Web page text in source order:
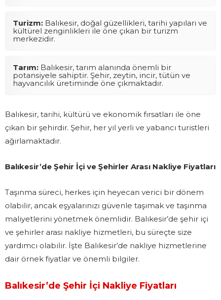
Turizm: Balıkesir, doğal güzellikleri, tarihi yapıları ve
kültürel zenginlikleri ile öne çıkan bir turizm
merkezidir.
Tarım: Balıkesir, tarım alanında önemli bir
potansiyele sahiptir. Şehir, zeytin, incir, tütün ve
hayvancılık üretiminde öne çıkmaktadır.
Balıkesir, tarihi, kültürü ve ekonomik fırsatları ile öne
çıkan bir şehirdir. Şehir, her yıl yerli ve yabancı turistleri
ağırlamaktadır.
Balıkesir’de Şehir İçi ve Şehirler Arası Nakliye Fiyatları
Taşınma süreci, herkes için heyecan verici bir dönem
olabilir, ancak eşyalarınızı güvenle taşımak ve taşınma
maliyetlerini yönetmek önemlidir. Balıkesir’de şehir içi
ve şehirler arası nakliye hizmetleri, bu süreçte size
yardımcı olabilir. İşte Balıkesir’de nakliye hizmetlerine
dair örnek fiyatlar ve önemli bilgiler.
Balıkesir’de Şehir İçi Nakliye Fiyatları